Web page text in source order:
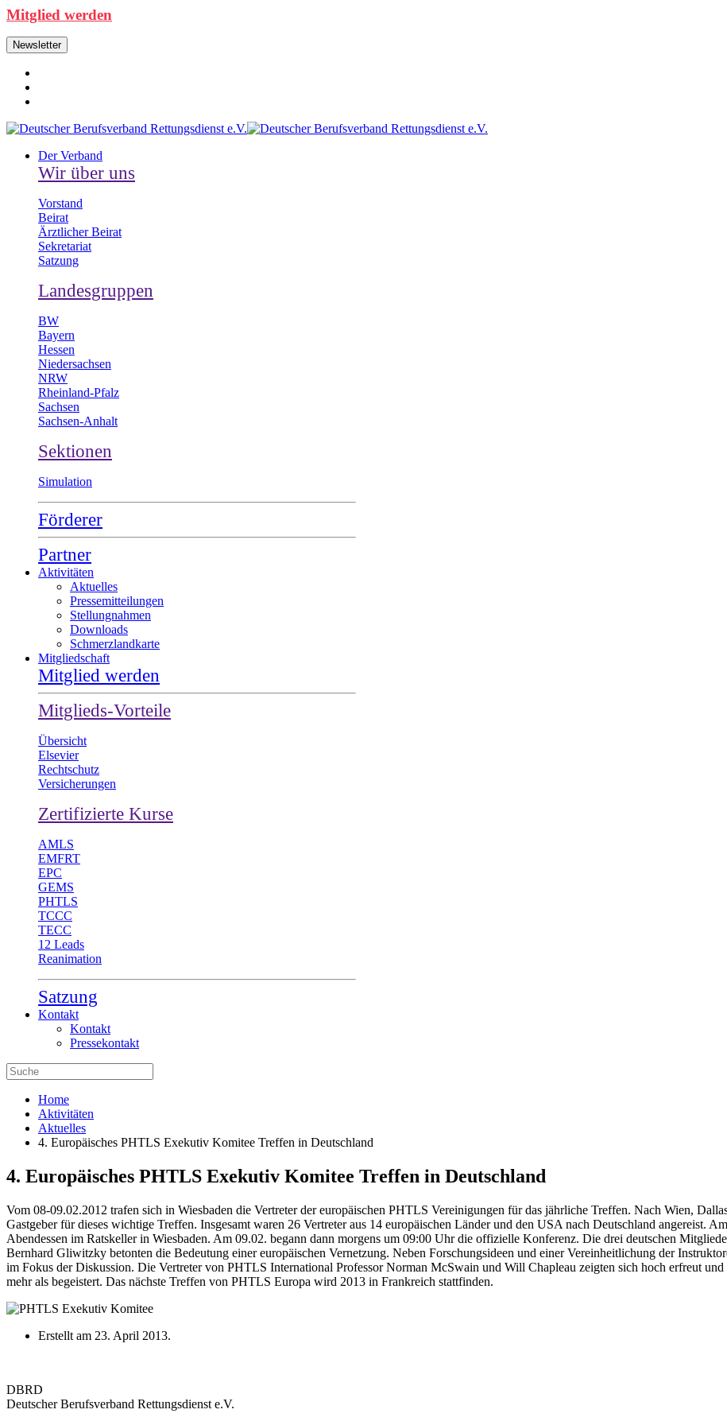
Mitglied werden
Newsletter
Der Verband
Wir über uns
Vorstand
Beirat
Ärztlicher Beirat
Sekretariat
Satzung
Landesgruppen
BW
Bayern
Hessen
Niedersachsen
NRW
Rheinland-Pfalz
Sachsen
Sachsen-Anhalt
Sektionen
Simulation
Förderer
Partner
Aktivitäten
Aktuelles
Pressemitteilungen
Stellungnahmen
Downloads
Schmerzlandkarte
Mitgliedschaft
Mitglied werden
Mitglieds-Vorteile
Übersicht
Elsevier
Rechtschutz
Versicherungen
Zertifizierte Kurse
AMLS
EMFRT
EPC
GEMS
PHTLS
TCCC
TECC
12 Leads
Reanimation
Satzung
Kontakt
Kontakt
Pressekontakt
Home
Aktivitäten
Aktuelles
4. Europäisches PHTLS Exekutiv Komitee Treffen in Deutschland
4. Europäisches PHTLS Exekutiv Komitee Treffen in Deutschland
Vom 08-09.02.2012 trafen sich in Wiesbaden die Vertreter der europäischen PHTLS Vereinigungen für das jährliche Treffen. Nach Wien,
Gastgeber für dieses wichtige Treffen. Insgesamt waren 26 Vertreter aus 14 europäischen Länder und den USA nach Deutschland angereist.
Abendessen im Ratskeller in Wiesbaden. Am 09.02. begann dann morgens um 09:00 Uhr die offizielle Konferenz. Die drei deutschen
Bernhard Gliwitzky betonten die Bedeutung einer europäischen Vernetzung. Neben Forschungsideen und einer Vereinheitlichung der
im Fokus der Diskussion. Die Vertreter von PHTLS International Professor Norman McSwain und Will Chapleau zeigten sich hoch erfreut
mehr als begeistert. Das nächste Treffen von PHTLS Europa wird 2013 in Frankreich stattfinden.
Erstellt am 23. April 2013.
DBRD
Deutscher Berufsverband Rettungsdienst e.V.